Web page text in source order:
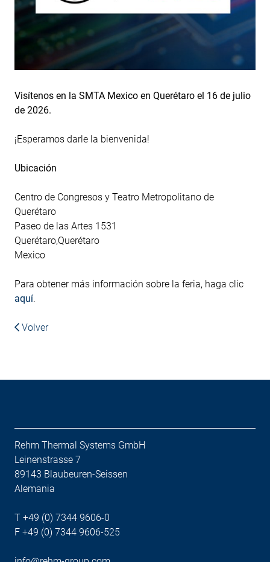
Visítenos en la SMTA Mexico en Querétaro el 16 de julio
de 2026.
¡Esperamos darle la bienvenida!
Ubicación
Centro de Congresos y Teatro Metropolitano de
Querétaro
Paseo de las Artes 1531
Querétaro,Querétaro
Mexico
Para obtener más información sobre la feria, haga clic
aquí.
Volver
Rehm Thermal Systems GmbH
Leinenstrasse 7
89143 Blaubeuren-Seissen
Alemania
T +49 (0) 7344 9606-0
F +49 (0) 7344 9606-525